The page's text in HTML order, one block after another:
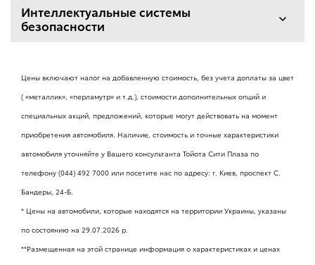
Накладка рейлингов сдвижной боковой двери цвета
кузова
Решетка радиатора черная некрашеная
Решетка радиатора черная глянцевая
Серебристая декоративная вставка решетки радиатора
Полноразмерное стальное запасное колесо под
днищем автомобиля
17" стальные, с полноразмерными колпаками, шины
16" стальные, с центральными колпаками, шины
Светодиодные дневные ходовые огни
Дневные ходовые огни
света
Отделка салона
Серые декоративные вставки интерьера
Руль отделанный кожей
Отделка сидений кожей с перфорацией
Ковровое покрытие пола
Интеллектуальные системы
безопасности
ABS + BA + EBD - антиблокировочная система
торможения с системой помощи при экстренном
тормозного усилия
TRC - антипробуксовочная система
TPWS - cистема предупреждения о низком давлении в
Цены включают налог на добавленную стоимость, без учета доплаты за цвет
( «металлик», «перламутр» и т.д.), стоимости дополнительных опций и
специальных акций, предложений, которые могут действовать на момент
приобретения автомобиля. Наличие, стоимость и точные характеристики
автомобиля уточняйте у Вашего консультанта Тойота Сити Плаза по
телефону (044) 492 7000 или посетите нас по адресу: г. Киев, проспект С.
Бандеры, 24-Б.
* Цены на автомобили, которые находятся на территории Украины, указаны
по состоянию на 29.07.2026 р.
**Размещенная на этой странице информация о характеристиках и ценах